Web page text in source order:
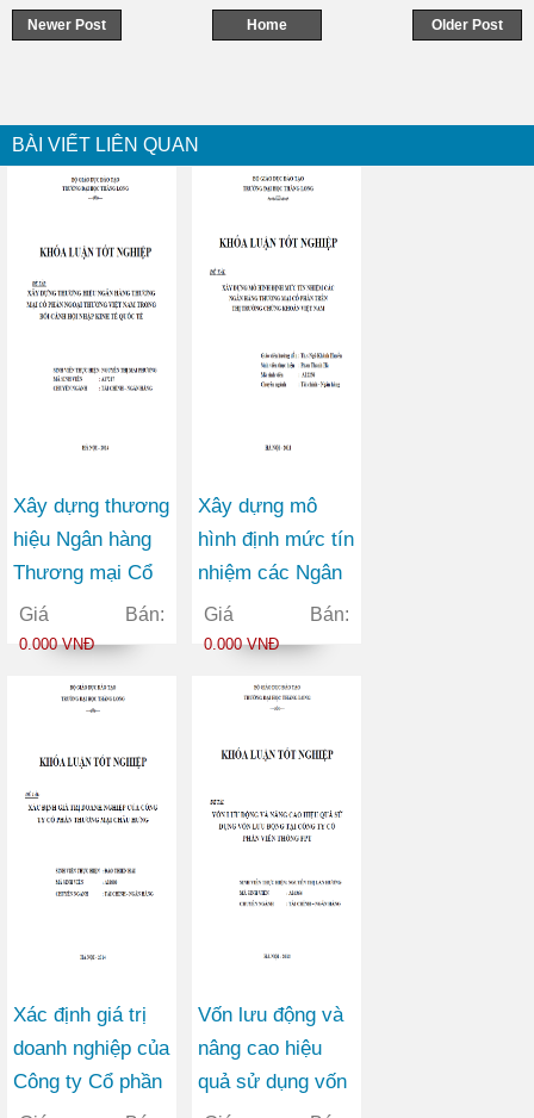
Newer Post Older Post
Home
BÀI VIẾT LIÊN QUAN
Xây dựng thương
hiệu Ngân hàng
Thương mại Cổ
phần Ngoại
thương Việt Nam
hội nhập kinh tế
Giá Bán:
0.000 VNĐ
Xây dựng mô
hình định mức tín
nhiệm các Ngân
hàng Thương mại
Cổ phần trên thị
khoán Việt Nam
Giá Bán:
0.000 VNĐ
Xác định giá trị
doanh nghiệp của
Công ty Cổ phần
Vốn lưu động và
nâng cao hiệu
quả sử dụng vốn